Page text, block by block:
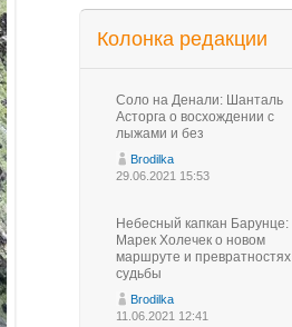
Колонка редакции
Соло на Денали: Шанталь
Асторга о восхождении с
лыжами и без
Brodilka
29.06.2021 15:53
Небесный капкан Барунце:
Марек Холечек о новом
маршруте и превратностях
судьбы
Brodilka
11.06.2021 12:41